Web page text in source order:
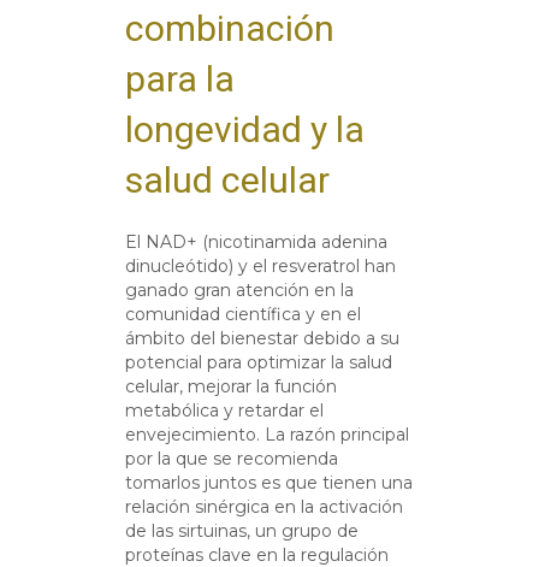
combinación
para la
longevidad y la
salud celular
El NAD+ (nicotinamida adenina
dinucleótido) y el resveratrol han
ganado gran atención en la
comunidad científica y en el
ámbito del bienestar debido a su
potencial para optimizar la salud
celular, mejorar la función
metabólica y retardar el
envejecimiento. La razón principal
por la que se recomienda
tomarlos juntos es que tienen una
relación sinérgica en la activación
de las sirtuinas, un grupo de
proteínas clave en la regulación